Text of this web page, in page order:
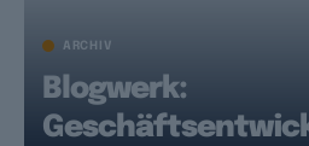
ARCHIV
Blogwerk: